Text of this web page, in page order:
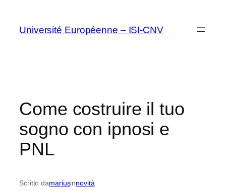
contenuto
Université Européenne – ISI-CNV
Come costruire il tuo
sogno con ipnosi e
PNL
Scritto damariusinnovità